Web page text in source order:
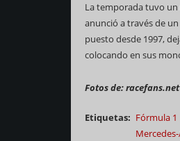
La temporada tuvo un
anunció a través de
puesto desde 1997,
colocando en sus
Fotos de: racefans.net
Etiquetas
Fórmula 1